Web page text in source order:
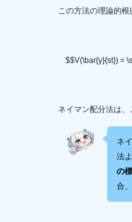
この方法の理論的
$$V(\bar{y}{st}) =
ネイマン配分法は、
ネ
法
の
合